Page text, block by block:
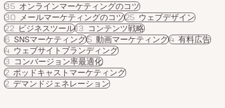
オンラインマーケティングのコツ
35
メールマーケティングのコツ
30 ウェブデザイン
25
ビジネスツール
22 コンテンツ戦略
13
SNSマーケティング
6 動画マーケティング
5 有料広告
4
ウェブサイトブランディング
4
コンバージョン率最適化
3
ポッドキャストマーケティング
2
デマンドジェネレーション
2